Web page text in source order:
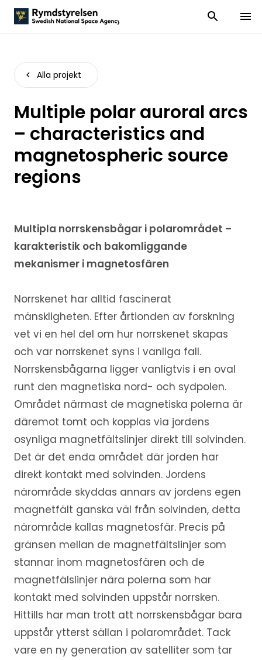
Visa och dölj
Visa
Alla projekt
Multiple polar auroral arcs
– characteristics and
magnetospheric source
regions
Multipla norrskensbågar i polarområdet –
karakteristik och bakomliggande
mekanismer i magnetosfären
Norrskenet har alltid fascinerat
mänskligheten. Efter årtionden av forskning
vet vi en hel del om hur norrskenet skapas
och var norrskenet syns i vanliga fall.
Norrskensbågarna ligger vanligtvis i en oval
runt den magnetiska nord- och sydpolen.
Området närmast de magnetiska polerna är
däremot tomt och kopplas via jordens
osynliga magnetfältslinjer direkt till solvinden.
Det är det enda området där jorden har
direkt kontakt med solvinden. Jordens
närområde skyddas annars av jordens egen
magnetfält ganska väl från solvinden, detta
närområde kallas magnetosfär. Precis på
gränsen mellan de magnetfältslinjer som
stannar inom magnetosfären och de
magnetfälslinjer nära polerna som har
kontakt med solvinden uppstår norrsken.
Hittills har man trott att norrskensbågar bara
uppstår ytterst sällan i polarområdet. Tack
vare en ny generation av satelliter som tar